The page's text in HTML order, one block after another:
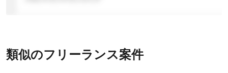
類似のフリーランス案件